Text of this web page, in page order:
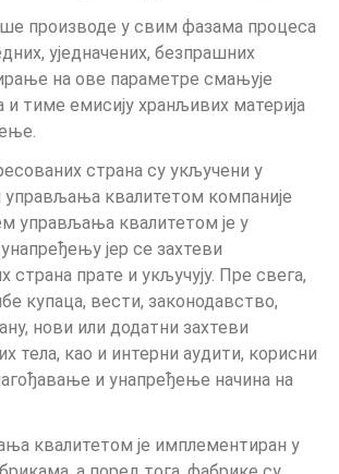
производе у свим фазама процеса
уједначених, безпрашних
на ове параметре смањује
и тиме емисију хранљивих материја
страна су укључени у
управљања квалитетом компаније
управљања квалитетом је у
јер се захтеви
страна прате и укључују. Пре свега,
купаца, вести, законодавство,
нови или додатни захтеви
тела, као и интерни аудити, корисни
и унапређење начина на
квалитетом је имплементиран у